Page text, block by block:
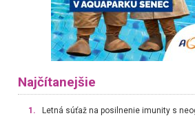
Najčítanejšie
1. Letná súťaž na posilnenie imunity s